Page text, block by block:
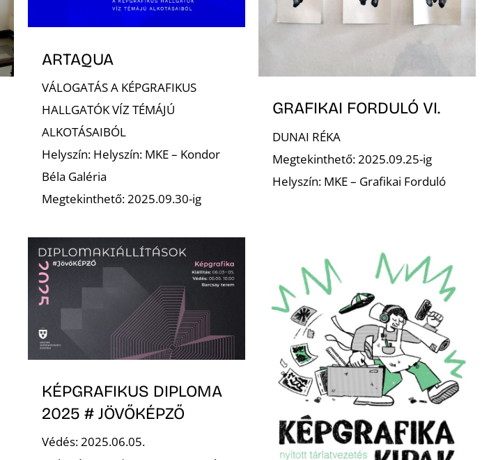
ARTAQUA
VÁLOGATÁS A KÉPGRAFIKUS
HALLGATÓK VÍZ TÉMÁJÚ
ALKOTÁSAIBÓL
Helyszín: Helyszín: MKE – Kondor
Béla Galéria
Megtekinthető: 2025.09.30-ig
GRAFIKAI FORDULÓ VI.
DUNAI RÉKA
Megtekinthető: 2025.09.25-ig
Helyszín: MKE – Grafikai Forduló
KÉPGRAFIKUS DIPLOMA
2025 # JÖVŐKÉPZŐ
Védés: 2025.06.05.